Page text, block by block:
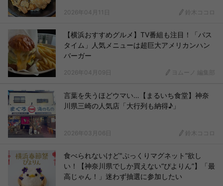
2026年04月11日 鈴木ココロ
【横浜おすすめグルメ】TV番組も注目！「パス
タイム」人気メニューは超巨大アメリカンハン
バーガー
2026年04月09日 ヨムーノ 編集部
言葉を失うほどウマい…【まるいち食堂】神奈
川県三崎の人気店「大行列も納得♪」
2026年03月06日 鈴木ココロ
食べられないけど"ぷっくりマグネット”欲し
い！【神奈川県でしか買えない“ぴよりん”】「最
高じゃん！」迷わず抽選に参加したい